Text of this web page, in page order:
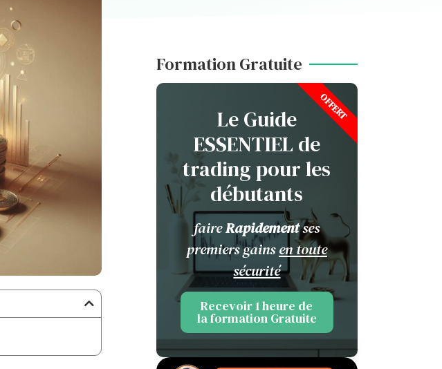
Formation Gratuite
Le Guide
ESSENTIEL de
trading pour les
débutants
faireRapidementses
premiers gainsen toute
sécurité
Recevoir 1 heure de
la formation Gratuite
OFFERT